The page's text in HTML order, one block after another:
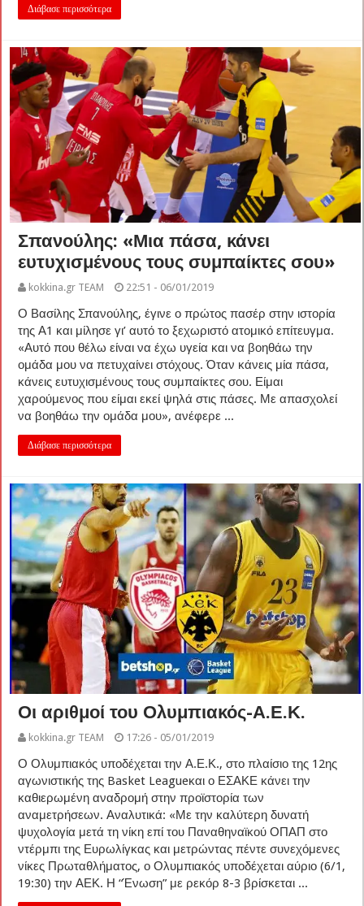
Διάβασε περισσότερα
Σπανούλης: «Μια πάσα, κάνει
ευτυχισμένους τους συμπαίκτες σου»
kokkina.gr TEAM 22:51 - 06/01/2019
Ο Βασίλης Σπανούλης, έγινε ο πρώτος πασέρ στην ιστορία
της Α1 και μίλησε γι’ αυτό το ξεχωριστό ατομικό επίτευγμα.
«Αυτό που θέλω είναι να έχω υγεία και να βοηθάω την
ομάδα μου να πετυχαίνει στόχους. Όταν κάνεις μία πάσα,
κάνεις ευτυχισμένους τους συμπαίκτες σου. Είμαι
χαρούμενος που είμαι εκεί ψηλά στις πάσες. Με απασχολεί
να βοηθάω την ομάδα μου», ανέφερε ...
Διάβασε περισσότερα
Οι αριθμοί του Ολυμπιακός-Α.Ε.Κ.
kokkina.gr TEAM 17:26 - 05/01/2019
Ο Ολυμπιακός υποδέχεται την Α.Ε.Κ., στο πλαίσιο της 12ης
αγωνιστικής της Basket Leagueκαι ο ΕΣΑΚΕ κάνει την
καθιερωμένη αναδρομή στην προϊστορία των
αναμετρήσεων. Αναλυτικά: «Με την καλύτερη δυνατή
ψυχολογία μετά τη νίκη επί του Παναθηναϊκού ΟΠΑΠ στο
ντέρμπι της Ευρωλίγκας και μετρώντας πέντε συνεχόμενες
νίκες Πρωταθλήματος, ο Ολυμπιακός υποδέχεται αύριο (6/1,
19:30) την ΑΕΚ. Η “Ένωση” με ρεκόρ 8-3 βρίσκεται ...